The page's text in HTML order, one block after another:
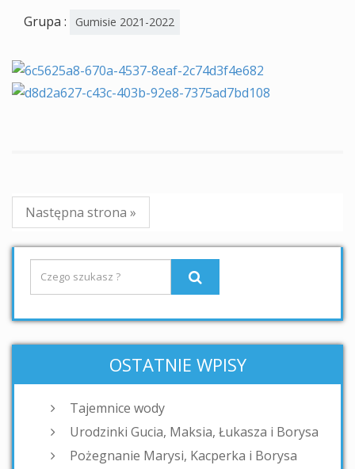
Grupa : Gumisie 2021-2022
Następna strona »
OSTATNIE WPISY
Tajemnice wody
Urodzinki Gucia, Maksia, Łukasza i Borysa
Pożegnanie Marysi, Kacperka i Borysa